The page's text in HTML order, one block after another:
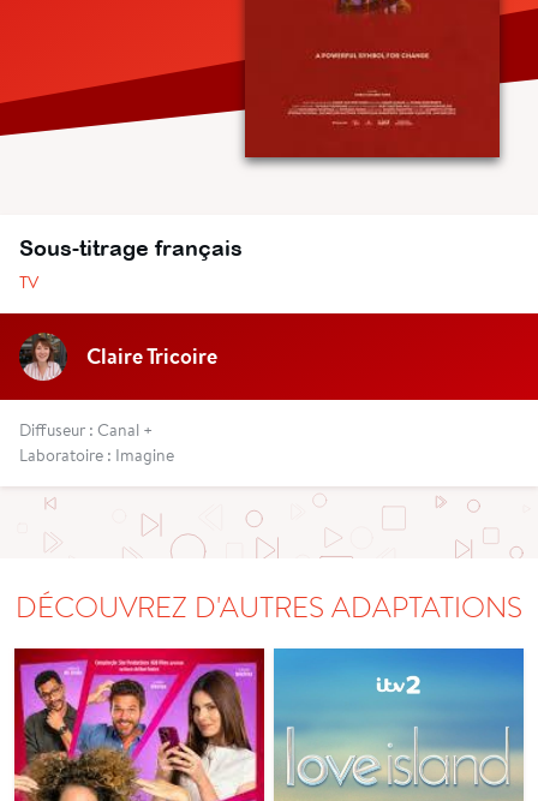
Sous-titrage français
TV
Claire Tricoire
Diffuseur : Canal +
Laboratoire : Imagine
DÉCOUVREZ D'AUTRES ADAPTATIONS